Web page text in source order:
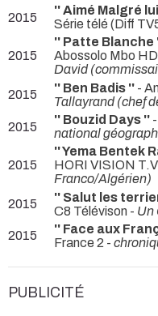
2015
'' Aimé Malgré
Série télé (Diff
2015
'' Patte Blanche
Abossolo Mbo
David
2015
'' Ben Badis '' -
Tallayrand (chef
2015
'' Bouzid Days ''
national
2015
'' Yema Bentek
HORI VISION
Franco/Algérien)
2015
'' Salut les
C8 Télévison - Un
2015
'' Face aux
France 2 -
PUBLICITÉ